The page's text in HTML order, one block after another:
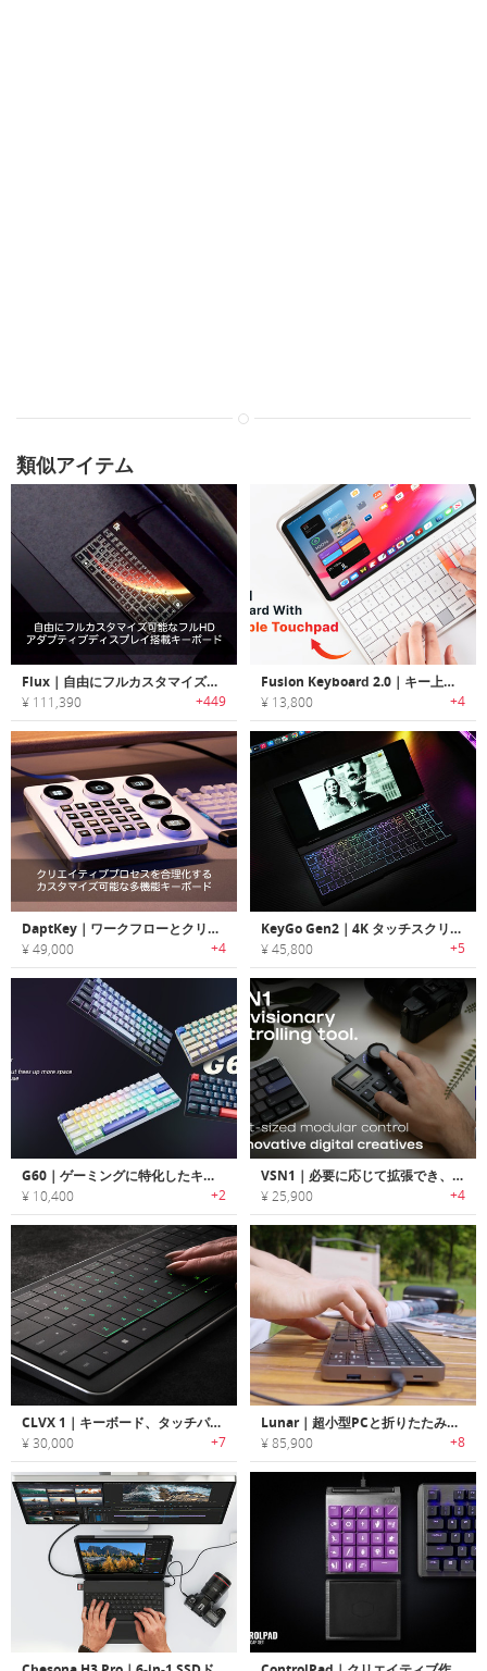
類似アイテム
Flux｜自由にフルカスタマイズ可能なフルHDアダプティブディスプレイ搭載キーボード
¥ 111,390 +449
Fusion Keyboard 2.0｜キー上を指でなぞるとトラックパッドになる4-in-1キーボード
¥ 13,800 +4
DaptKey｜ワークフローとクリエイティブプロセスを合理化するカスタマイズ可能な多機能キーボード
¥ 49,000 +4
KeyGo Gen2｜4K タッチスクリーン搭載の超薄折りたたみキーボード
¥ 45,800 +5
G60｜ゲーミングに特化したキーボード
¥ 10,400 +2
VSN1｜必要に応じて拡張でき、ワークスペースをより自由で快適にするコントローラー
¥ 25,900 +4
CLVX 1｜キーボード、タッチパッドとコントローラーを集結したデバイス
¥ 30,000 +7
Lunar｜超小型PCと折りたたみキーボード
¥ 85,900 +8